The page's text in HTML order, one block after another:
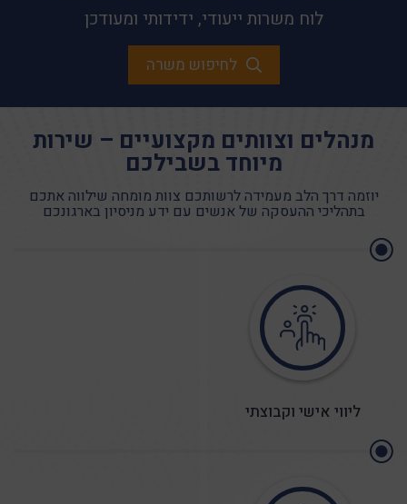
לוח משרות ייעודי, ידידותי ומעודכן
לחיפוש משרה
מנהלים וצוותים מקצועיים – שירות
מיוחד בשבילכם
יוזמה דרך הלב מעמידה לרשותכם צוות מומחה שילווה אתכם
בתהליכי ההעסקה של אנשים עם ידע מניסיון בארגונכם
ליווי אישי וקבוצתי